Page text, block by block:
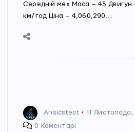
Середній мех Маса – 45 Двигун
км/год Ціна – 4,060,290…
Ansicstect
11 Листопада,
0 Коментарі